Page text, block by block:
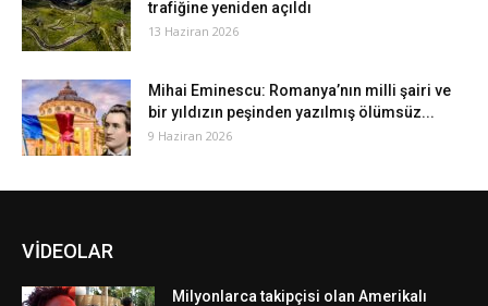
trafiğine yeniden açıldı
13 Haziran 2026
Mihai Eminescu: Romanya’nın milli şairi ve
bir yıldızın peşinden yazılmış ölümsüz...
9 Haziran 2026
VİDEOLAR
Milyonlarca takipçisi olan Amerikalı